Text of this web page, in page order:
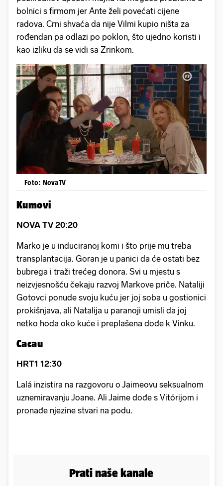
bolnici s firmom jer Ante želi povećati cijene
radova. Crni shvaća da nije Vilmi kupio ništa za
rođendan pa odlazi po poklon, što ujedno koristi i
kao izliku da se vidi sa Zrinkom.
Foto: NovaTV
Kumovi
NOVA TV 20:20
Marko je u induciranoj komi i što prije mu treba
transplantacija. Goran je u panici da će ostati bez
bubrega i traži trećeg donora. Svi u mjestu s
neizvjesnošću čekaju razvoj Markove priče. Nataliji
Gotovci ponude svoju kuću jer joj soba u gostionici
prokišnjava, ali Natalija u paranoji umisli da joj
netko hoda oko kuće i preplašena dođe k Vinku.
Cacau
HRT1 12:30
Lalá inzistira na razgovoru o Jaimeovu seksualnom
uznemiravanju Joane. Ali Jaime dođe s Vitórijom i
pronađe njezine stvari na podu.
Prati naše kanale